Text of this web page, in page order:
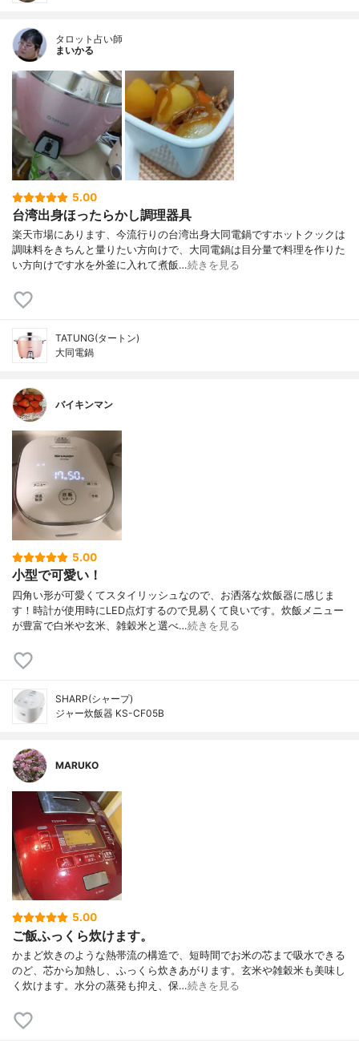
タロット占い師
まいかる
5.00
台湾出身ほったらかし調理器具
楽天市場にあります、今流行りの台湾出身大同電鍋ですホットクックは
調味料をきちんと量りたい方向けで、大同電鍋は目分量で料理を作りた
い方向けです水を外釜に入れて煮飯…続きを見る
TATUNG(タートン)
大同電鍋
バイキンマン
5.00
小型で可愛い！
四角い形が可愛くてスタイリッシュなので、お洒落な炊飯器に感じま
す！時計が使用時にLED点灯するので見易くて良いです。炊飯メニュー
が豊富で白米や玄米、雑穀米と選べ…続きを見る
SHARP(シャープ)
ジャー炊飯器 KS-CF05B
MARUKO
5.00
ご飯ふっくら炊けます。
かまど炊きのような熱帯流の構造で、短時間でお米の芯まで吸水できる
のど、芯から加熱し、ふっくら炊きあがります。玄米や雑穀米も美味し
く炊けます。水分の蒸発も抑え、保…続きを見る